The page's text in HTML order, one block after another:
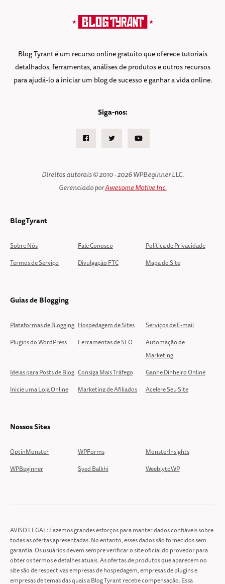
Blog Tyrant é um recurso online gratuito que oferece tutoriais
detalhados, ferramentas, análises de produtos e outros recursos
para ajudá-lo a iniciar um blog de sucesso e ganhar a vida online.
Siga-nos:
FacebookTwitter Youtube
Direitos autorais © 2010 - 2026 WPBeginner LLC.
Gerenciado porAwesome Motive Inc.
BlogTyrant
Sobre Nós Fale Conosco
Política de Privacidade
Termos de Serviço
Divulgação FTC Mapa do Site
Guias de Blogging
Plataformas de Blogging Hospedagem de Sites
Serviços de E-mail
Plugins do WordPress
Ferramentas de SEO
Automação de
Marketing
Ideias para Posts de Blog Consiga Mais Tráfego
Ganhe Dinheiro Online
Inicie uma Loja Online
Marketing de Afiliados Acelere Seu Site
Nossos Sites
OptinMonster WPForms
MonsterInsights
WPBeginner
Syed Balkhi WeeblytoWP
AVISO LEGAL: Fazemos grandes esforços para manter dados confiáveis sobre
todas as ofertas apresentadas. No entanto, esses dados são fornecidos sem
garantia. Os usuários devem sempre verificar o site oficial do provedor para
obter os termos e detalhes atuais. As ofertas de produtos que aparecem no
site são de respectivas empresas de hospedagem, empresas de plugins e
empresas de temas das quais a Blog Tyrant recebe compensação. Essa